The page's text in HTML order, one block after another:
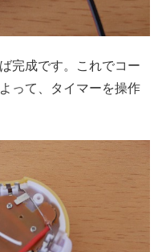
完成です。これでコー
って、タイマーを操作